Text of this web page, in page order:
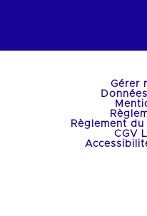
Gérer
Règlement
CGV